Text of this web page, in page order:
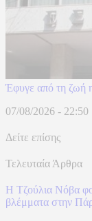
Έφυγε από τη ζωή
07/08/2026 - 22:50
Δείτε επίσης
Τελευταία Άρθρα
Η Τζούλια Νόβα
βλέμματα στην